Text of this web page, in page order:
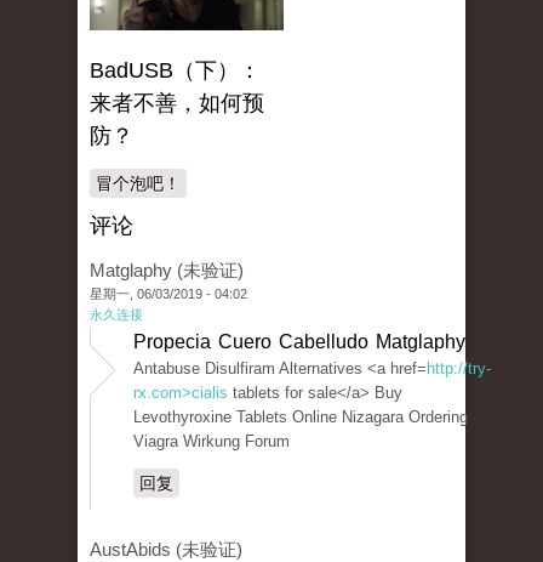
BadUSB（下）：
来者不善，如何预
防？
冒个泡吧！
评论
Matglaphy (未验证)
星期一, 06/03/2019 - 04:02
永久连接
Propecia Cuero Cabelludo Matglaphy
Antabuse Disulfiram Alternatives <a href= http://try-
rx.com>cialis tablets for sale</a> Buy
Levothyroxine Tablets Online Nizagara Ordering
Viagra Wirkung Forum
回复
AustAbids (未验证)